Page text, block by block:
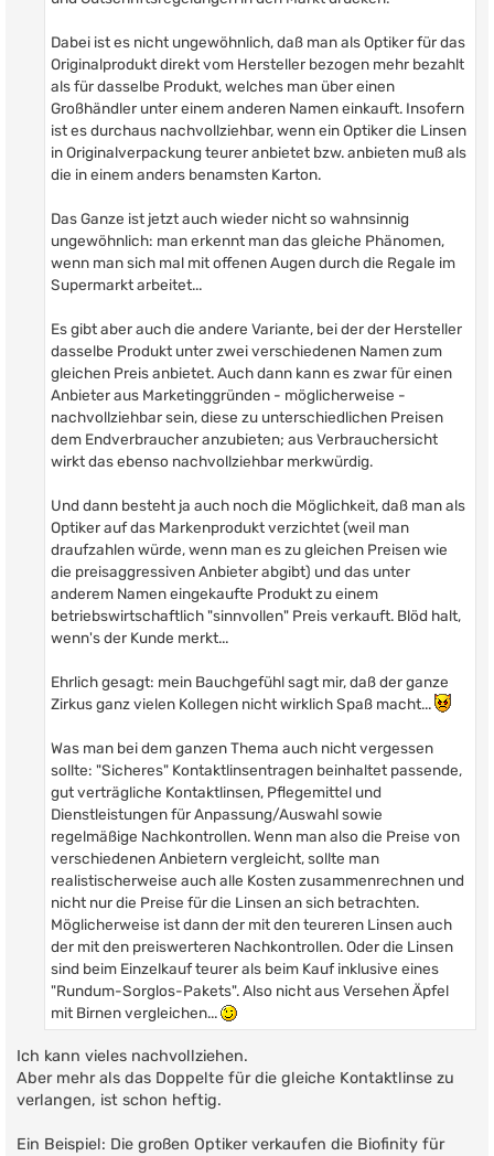
Dabei ist es nicht ungewöhnlich, daß man als Optiker für das
Originalprodukt direkt vom Hersteller bezogen mehr bezahlt
als für dasselbe Produkt, welches man über einen
Großhändler unter einem anderen Namen einkauft. Insofern
ist es durchaus nachvollziehbar, wenn ein Optiker die Linsen
in Originalverpackung teurer anbietet bzw. anbieten muß als
die in einem anders benamsten Karton.
Das Ganze ist jetzt auch wieder nicht so wahnsinnig
ungewöhnlich: man erkennt man das gleiche Phänomen,
wenn man sich mal mit offenen Augen durch die Regale im
Supermarkt arbeitet...
Es gibt aber auch die andere Variante, bei der der Hersteller
dasselbe Produkt unter zwei verschiedenen Namen zum
gleichen Preis anbietet. Auch dann kann es zwar für einen
Anbieter aus Marketinggründen - möglicherweise -
nachvollziehbar sein, diese zu unterschiedlichen Preisen
dem Endverbraucher anzubieten; aus Verbrauchersicht
wirkt das ebenso nachvollziehbar merkwürdig.
Und dann besteht ja auch noch die Möglichkeit, daß man als
Optiker auf das Markenprodukt verzichtet (weil man
draufzahlen würde, wenn man es zu gleichen Preisen wie
die preisaggressiven Anbieter abgibt) und das unter
anderem Namen eingekaufte Produkt zu einem
betriebswirtschaftlich "sinnvollen" Preis verkauft. Blöd halt,
wenn's der Kunde merkt...
Ehrlich gesagt: mein Bauchgefühl sagt mir, daß der ganze
Zirkus ganz vielen Kollegen nicht wirklich Spaß macht...
Was man bei dem ganzen Thema auch nicht vergessen
sollte: "Sicheres" Kontaktlinsentragen beinhaltet passende,
gut verträgliche Kontaktlinsen, Pflegemittel und
Dienstleistungen für Anpassung/Auswahl sowie
regelmäßige Nachkontrollen. Wenn man also die Preise von
verschiedenen Anbietern vergleicht, sollte man
realistischerweise auch alle Kosten zusammenrechnen und
nicht nur die Preise für die Linsen an sich betrachten.
Möglicherweise ist dann der mit den teureren Linsen auch
der mit den preiswerteren Nachkontrollen. Oder die Linsen
sind beim Einzelkauf teurer als beim Kauf inklusive eines
"Rundum-Sorglos-Pakets". Also nicht aus Versehen Äpfel
mit Birnen vergleichen...
Ich kann vieles nachvollziehen.
Aber mehr als das Doppelte für die gleiche Kontaktlinse zu
verlangen, ist schon heftig.
Ein Beispiel: Die großen Optiker verkaufen die Biofinity für